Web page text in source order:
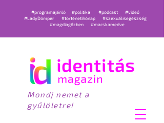
#programajánló #politika #podcast
#videó
#LadyDömper
#történetihónap
#szexuálisegészség
#magdiagőzben
#macskamedve
Mondj nemet a
gyűlöletre!